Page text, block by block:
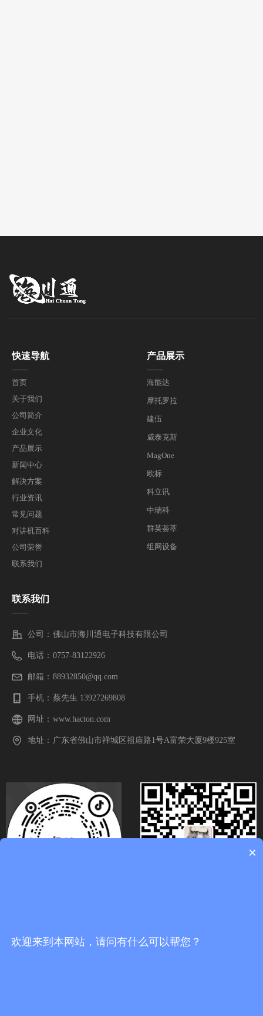
快速导航
——
首页
关于我们
公司简介
企业文化
产品展示
新闻中心
解决方案
行业资讯
常见问题
对讲机百科
公司荣誉
联系我们
海能达
摩托罗拉
建伍
威泰克斯
MagOne
欧标
科立讯
中瑞科
群英荟萃
组网设备
产品展示
——
联系我们
——
公司： 佛山市海川通电子科技有限公司
电话： 0757-83122926
邮箱： 88932850@qq.com
手机： 蔡先生 13927269808
网址： www.hacton.com
地址： 广东省佛山市禅城区祖庙路1号A富荣大厦9楼925室
×
欢迎来到本网站，请问有什么可以帮您？